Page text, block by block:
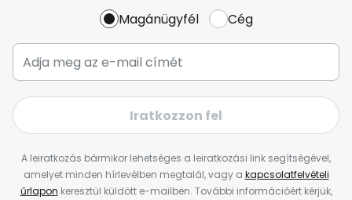
Magánügyfél Cég
Iratkozzon fel
A leiratkozás bármikor lehetséges a leiratkozási link segítségével,
amelyet minden hírlevélben megtalál, vagy a kapcsolatfelvételi
űrlapon keresztül küldött e-mailben. További információért kérjük,